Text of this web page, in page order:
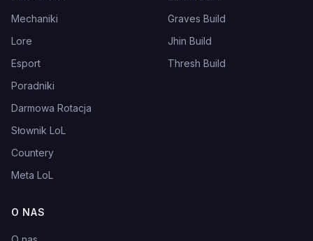
Mechaniki
Lore
Esport
Poradniki
Darmowa Rotacja
Słownik LoL
Countery
Meta LoL
Graves Build
Jhin Build
Thresh Build
O NAS